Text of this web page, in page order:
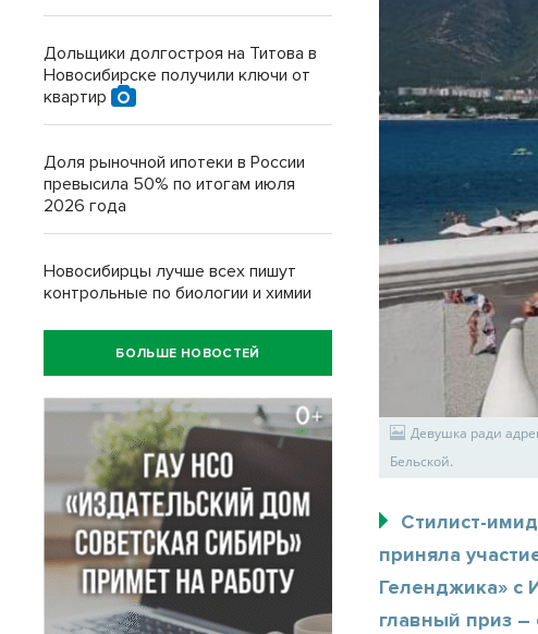
Девушка ради
Бельской.
Стилист-
приняла
Геленджика» с
главный приз –
Дольщики долгостроя на Титова в
Новосибирске получили ключи от
квартир
Доля рыночной ипотеки в России
превысила 50% по итогам июля
2026 года
Новосибирцы лучше всех пишут
контрольные по биологии и химии
БОЛЬШЕ НОВОСТЕЙ